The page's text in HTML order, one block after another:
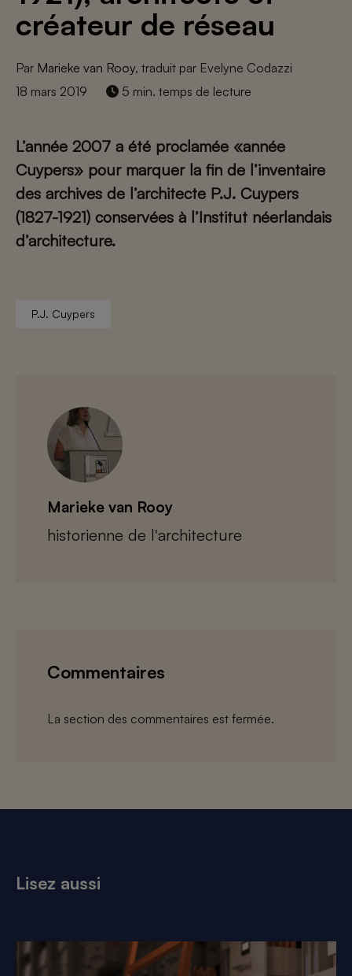
créateur de réseau
Par Marieke van Rooy, traduit par Evelyne Codazzi
18 mars 2019
5 min. temps de lecture
L’année 2007 a été proclamée «année
Cuypers» pour marquer la fin de l’inventaire
des archives de l’architecte P.J. Cuypers
(1827-1921) conservées à l’Institut néerlandais
d’architecture.
P.J. Cuypers
Marieke van Rooy
historienne de l'architecture
Commentaires
La section des commentaires est fermée.
Lisez aussi